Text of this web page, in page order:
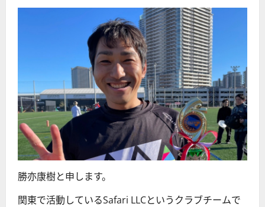
勝亦康樹と申します。
関東で活動しているSafari LLCというクラブチームで